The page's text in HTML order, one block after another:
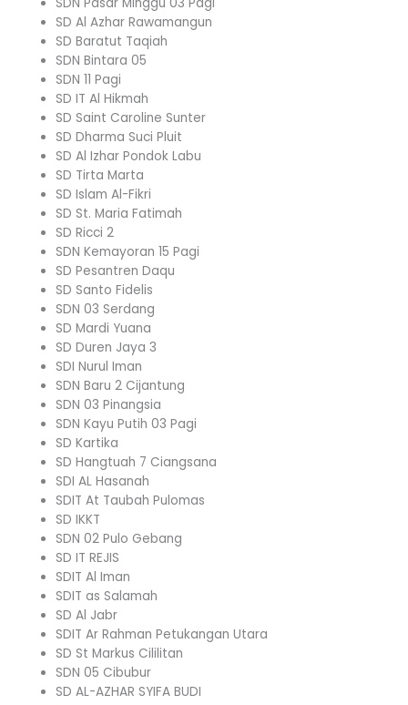
SD Al Azhar Rawamangun
SD Baratut Taqiah
SDN Bintara 05
SDN 11 Pagi
SD IT Al Hikmah
SD Saint Caroline Sunter
SD Dharma Suci Pluit
SD Al Izhar Pondok Labu
SD Tirta Marta
SD Islam Al-Fikri
SD St. Maria Fatimah
SD Ricci 2
SDN Kemayoran 15 Pagi
SD Pesantren Daqu
SD Santo Fidelis
SDN 03 Serdang
SD Mardi Yuana
SD Duren Jaya 3
SDI Nurul Iman
SDN Baru 2 Cijantung
SDN 03 Pinangsia
SDN Kayu Putih 03 Pagi
SD Kartika
SD Hangtuah 7 Ciangsana
SDI AL Hasanah
SDIT At Taubah Pulomas
SD IKKT
SDN 02 Pulo Gebang
SD IT REJIS
SDIT Al Iman
SDIT as Salamah
SD Al Jabr
SDIT Ar Rahman Petukangan Utara
SD St Markus Cililitan
SDN 05 Cibubur
SD AL-AZHAR SYIFA BUDI